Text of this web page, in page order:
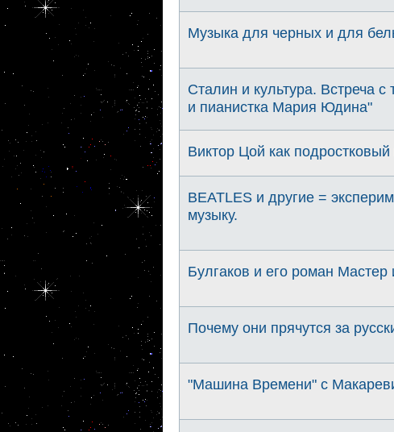
Музыка для черных и для
Сталин и культура. Встреча с
и пианистка Мария Юдина"
Виктор Цой как
BEATLES и другие =
музыку.
Булгаков и его роман Мастер
Почему они прячутся за
"Машина Времени" с